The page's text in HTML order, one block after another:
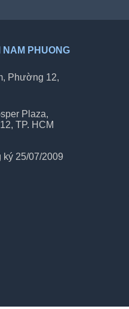
NAM PHUONG
Phường 12,
Plaza,
TP. HCM
ký 25/07/2009